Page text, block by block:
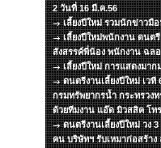
2 วันที่ 16 มี.ค.56
เลี้ยงปีใหม่ รวมนักข่าวมื
เลี้ยงปีใหม่พนักงาน ดนต
สังสรรค์พี่น้อง พนักงาน ฉลอ
เลี้ยงปีใหม่ การแสดงมาก
ดนตรีงานเลี้ยงปีใหม่ เว
กรมทรัพยากรน้ำ กระทรวง
ด้วยทีมงาน แอ๊ด มิวสสิค โท
ดนตรีงานเลี้ยงปีใหม่ วง
คน บริษัทฯ รับเหมาก่อสร้า